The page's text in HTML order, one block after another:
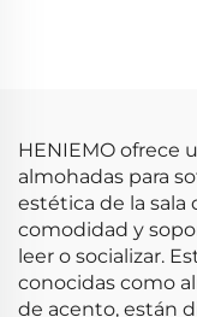
HENIEMO ofrece
almohadas para
estética de la
comodidad y
leer o socializar.
conocidas como
de acento, están